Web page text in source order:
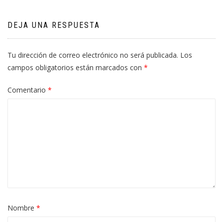
DEJA UNA RESPUESTA
Tu dirección de correo electrónico no será publicada. Los
campos obligatorios están marcados con *
Comentario *
Nombre *